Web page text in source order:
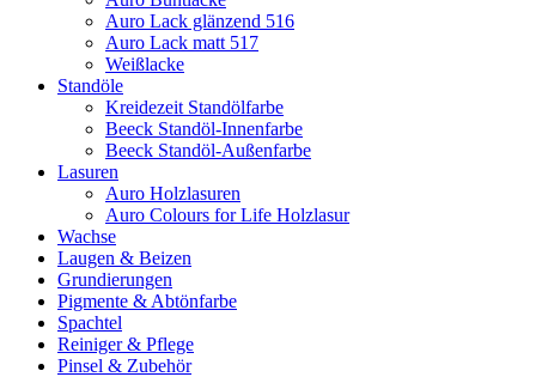
Auro Lack glänzend 516
Auro Lack matt 517
Weißlacke
Standöle
Kreidezeit Standölfarbe
Beeck Standöl-Innenfarbe
Beeck Standöl-Außenfarbe
Lasuren
Auro Holzlasuren
Auro Colours for Life Holzlasur
Wachse
Laugen & Beizen
Grundierungen
Pigmente & Abtönfarbe
Spachtel
Reiniger & Pflege
Pinsel & Zubehör